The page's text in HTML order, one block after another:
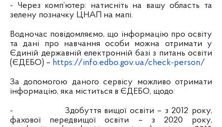
- Через комп’ютер: натисніть на вашу область та
зелену позначку ЦНАП на мапі.
Водночас повідомляємо, що інформацію про освіту
та дані про навчання особи можна отримати у
Єдиній державній електронній базі з питань освіти
(ЄДЕБО) – https://info.edbo.gov.ua/check-person/
За допомогою даного сервісу можливо отримати
інформацію, яка міститься в ЄДЕБО, щодо:
-
Здобуття вищої освіти – з 2012 року,
фахової передвищої освіти – з 2020 року,